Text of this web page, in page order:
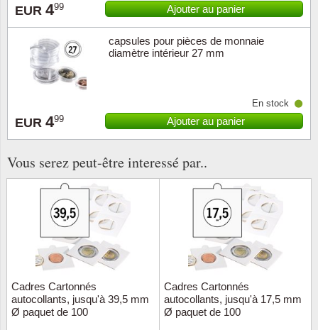
EUR 499 Ajouter au panier
capsules pour pièces de monnaie
diamètre intérieur 27 mm
EUR 499
En stock
Ajouter au panier
Vous serez peut-être interessé par..
Cadres Cartonnés
autocollants, jusqu'à 39,5 mm
Ø paquet de 100
Cadres Cartonnés
autocollants, jusqu'à 17,5 mm
Ø paquet de 100